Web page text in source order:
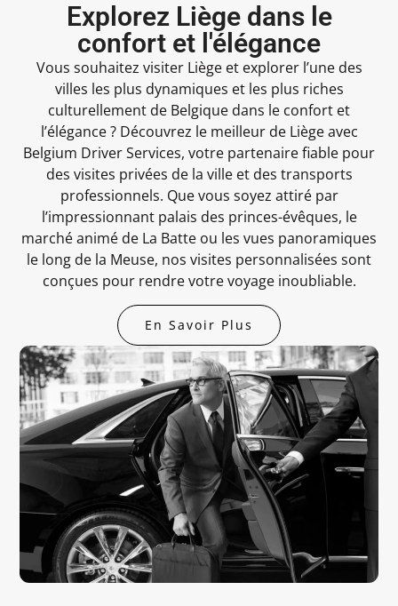
Explorez Liège dans le
confort et l'élégance
Vous souhaitez visiter Liège et explorer l’une des
villes les plus dynamiques et les plus riches
culturellement de Belgique dans le confort et
l’élégance ? Découvrez le meilleur de Liège avec
Belgium Driver Services, votre partenaire fiable pour
des visites privées de la ville et des transports
professionnels. Que vous soyez attiré par
l’impressionnant palais des princes-évêques, le
marché animé de La Batte ou les vues panoramiques
le long de la Meuse, nos visites personnalisées sont
conçues pour rendre votre voyage inoubliable.
En Savoir Plus